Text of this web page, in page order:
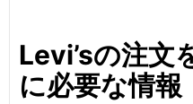
Levi’sの注文
に必要な情報